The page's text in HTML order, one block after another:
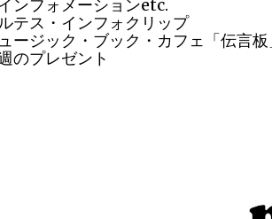
ンフォメーションetc.
テス・インフォクリップ
ージック・ブック・カフェ「伝言板
のプレゼント